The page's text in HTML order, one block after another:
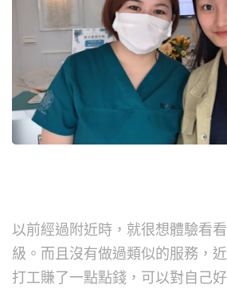
以前經過附近時，就很想體驗看
級。而且沒有做過類似的服務，
打工賺了一點點錢，可以對自己好